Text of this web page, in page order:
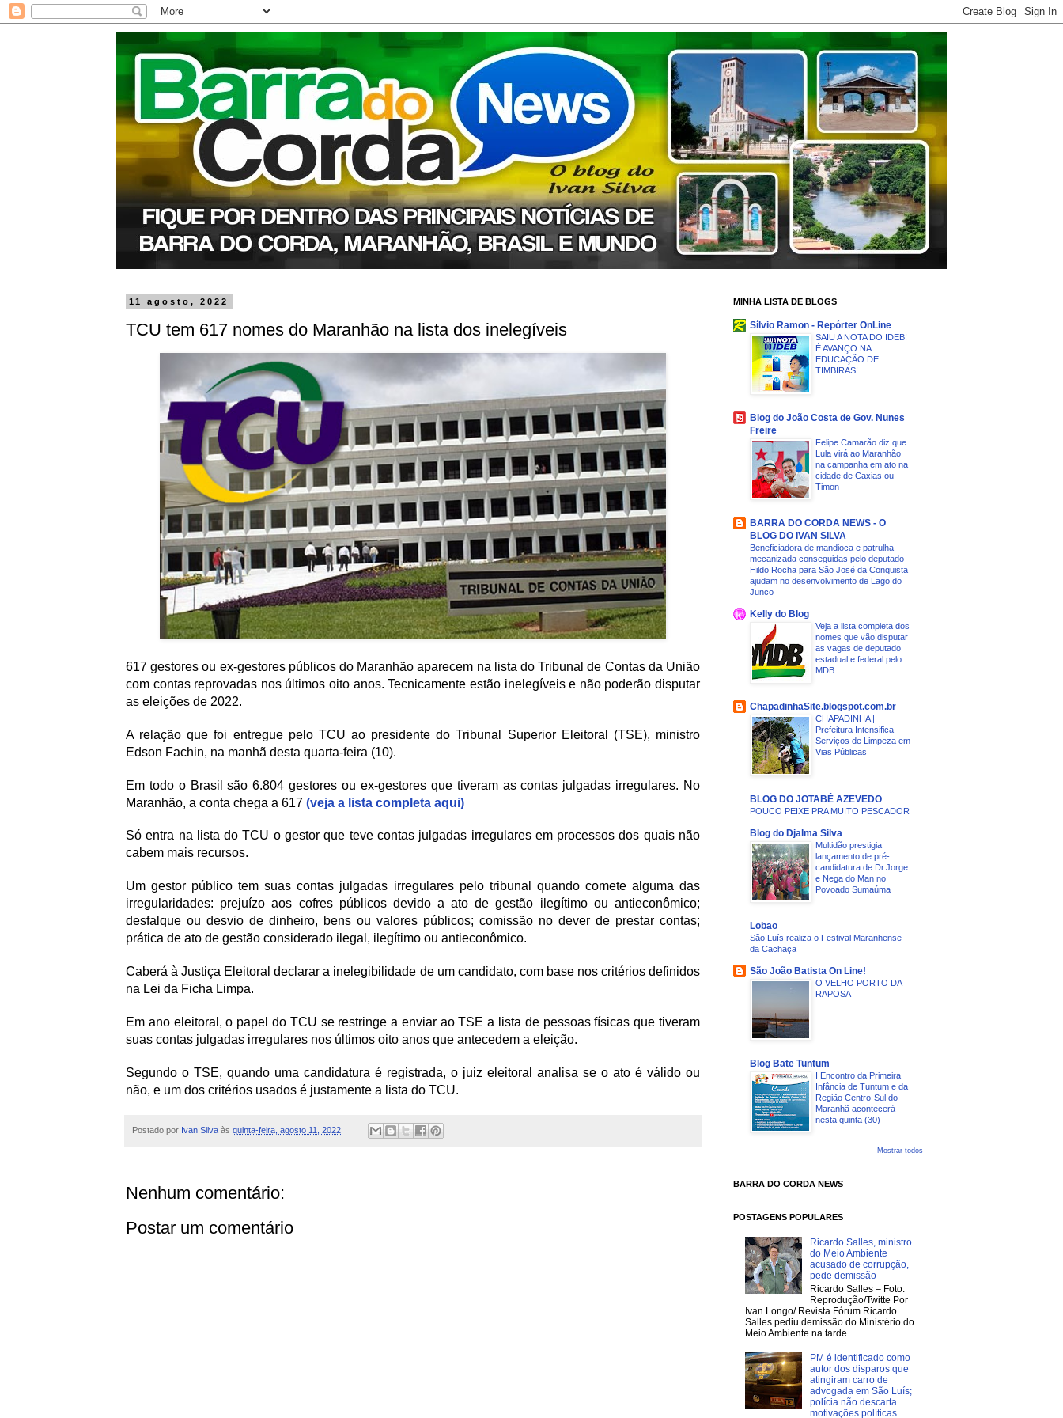
11 agosto, 2022
TCU tem 617 nomes do Maranhão na lista dos inelegíveis
617 gestores ou ex-gestores públicos do Maranhão aparecem na lista do Tribunal de Contas da União
com contas reprovadas nos últimos oito anos. Tecnicamente estão inelegíveis e não poderão disputar
as eleições de 2022.
A relação que foi entregue pelo TCU ao presidente do Tribunal Superior Eleitoral (TSE), ministro
Edson Fachin, na manhã desta quarta-feira (10).
Em todo o Brasil são 6.804 gestores ou ex-gestores que tiveram as contas julgadas irregulares. No
Maranhão, a conta chega a 617 (veja a lista completa aqui)
Só entra na lista do TCU o gestor que teve contas julgadas irregulares em processos dos quais não
cabem mais recursos.
Um gestor público tem suas contas julgadas irregulares pelo tribunal quando comete alguma das
irregularidades: prejuízo aos cofres públicos devido a ato de gestão ilegítimo ou antieconômico;
desfalque ou desvio de dinheiro, bens ou valores públicos; comissão no dever de prestar contas;
prática de ato de gestão considerado ilegal, ilegítimo ou antieconômico.
Caberá à Justiça Eleitoral declarar a inelegibilidade de um candidato, com base nos critérios definidos
na Lei da Ficha Limpa.
Em ano eleitoral, o papel do TCU se restringe a enviar ao TSE a lista de pessoas físicas que tiveram
suas contas julgadas irregulares nos últimos oito anos que antecedem a eleição.
Segundo o TSE, quando uma candidatura é registrada, o juiz eleitoral analisa se o ato é válido ou
não, e um dos critérios usados é justamente a lista do TCU.
Postado por Ivan Silva às quinta-feira, agosto 11, 2022
Nenhum comentário:
Postar um comentário
MINHA LISTA DE BLOGS
Sílvio Ramon - Repórter OnLine
SAIU A NOTA DO IDEB!
É AVANÇO NA
EDUCAÇÃO DE
TIMBIRAS!
Blog do João Costa de Gov. Nunes
Freire
Felipe Camarão diz que
Lula virá ao Maranhão
na campanha em ato na
cidade de Caxias ou
Timon
BARRA DO CORDA NEWS - O
BLOG DO IVAN SILVA
Beneficiadora de mandioca e patrulha
mecanizada conseguidas pelo deputado
Hildo Rocha para São José da Conquista
ajudam no desenvolvimento de Lago do
Junco
Kelly do Blog
Veja a lista completa dos
nomes que vão disputar
as vagas de deputado
estadual e federal pelo
MDB
ChapadinhaSite.blogspot.com.br
CHAPADINHA |
Prefeitura Intensifica
Serviços de Limpeza em
Vias Públicas
BLOG DO JOTABÊ AZEVEDO
POUCO PEIXE PRA MUITO PESCADOR
Blog do Djalma Silva
Multidão prestigia
lançamento de pré-
candidatura de Dr.Jorge
e Nega do Man no
Povoado Sumaúma
Lobao
São Luís realiza o Festival Maranhense
da Cachaça
São João Batista On Line!
O VELHO PORTO DA
RAPOSA
Blog Bate Tuntum
I Encontro da Primeira
Infância de Tuntum e da
Região Centro-Sul do
Maranhã acontecerá
nesta quinta (30)
Mostrar todos
BARRA DO CORDA NEWS
POSTAGENS POPULARES
Ricardo Salles, ministro
do Meio Ambiente
acusado de corrupção,
pede demissão
Ricardo Salles – Foto:
Reprodução/Twitte Por
Ivan Longo/ Revista Fórum Ricardo
Salles pediu demissão do Ministério do
Meio Ambiente na tarde...
PM é identificado como
autor dos disparos que
atingiram carro de
advogada em São Luís;
polícia não descarta
motivações políticas